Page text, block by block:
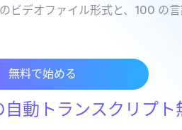
ビデオファイル形式と、100 の
無料で始める
自動トランスクリプト